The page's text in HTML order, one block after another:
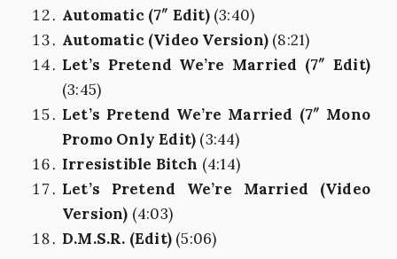
Automatic (7″ Edit)(3:40)
Automatic (Video Version) (8:21)
Let’s Pretend We’re Married (7″ Edit)
(3:45)
Let’s Pretend We’re Married (7″ Mono
Promo Only Edit) (3:44)
Irresistible Bitch (4:14)
Let’s Pretend We’re Married (Video
Version) (4:03)
D.M.S.R. (Edit) (5:06)